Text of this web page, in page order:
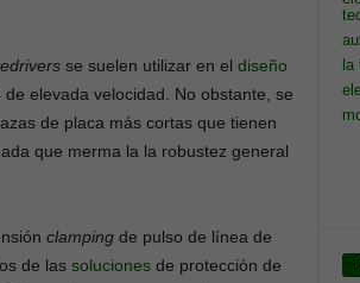
se suelen utilizar en el diseño
elevada velocidad. No obstante, se
de placa más cortas que tienen
que merma la la robustez general
clamping de pulso de línea de
de las soluciones de protección de